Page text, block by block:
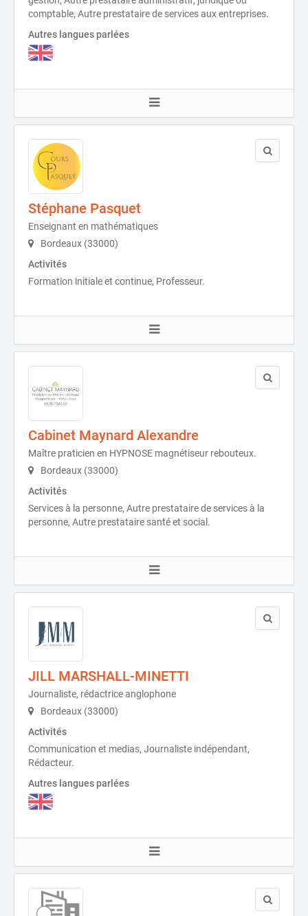
comptable, Autre prestataire de services aux entreprises.
Autres langues parlées
Stéphane Pasquet
Enseignant en mathématiques
Bordeaux (33000)
Activités
Formation initiale et continue, Professeur.
Cabinet Maynard Alexandre
Maître praticien en HYPNOSE magnétiseur rebouteux.
Bordeaux (33000)
Activités
Services à la personne, Autre prestataire de services à la
personne, Autre prestataire santé et social.
JILL MARSHALL-MINETTI
Journaliste, rédactrice anglophone
Bordeaux (33000)
Activités
Communication et medias, Journaliste indépendant,
Rédacteur.
Autres langues parlées